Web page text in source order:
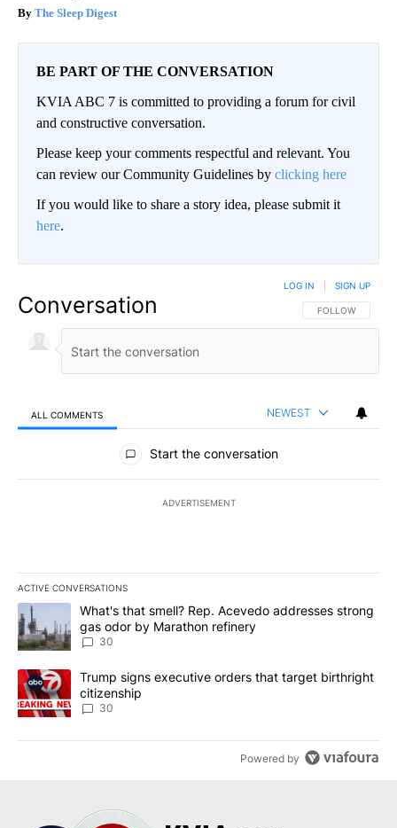
The Sleep Digest
BE PART OF THE CONVERSATION
KVIA ABC 7 is committed to providing a forum for civil
and constructive conversation.
Please keep your comments respectful and relevant. You
can review our Community Guidelines by clicking here
If you would like to share a story idea, please submit it
here.
Conversation FOLLOW THIS
FOLLOW
LOG IN SIGN UP
ALL COMMENTS NEWEST
All Comments
Start the conversation
ADVERTISEMENT
ACTIVE CONVERSATIONS
The following is a list of the most commented articles in the last
A trending article titled "What's that smell? Rep. Acevedo
What's that smell? Rep. Acevedo addresses strong
gas odor by Marathon refinery
30
A trending article titled "Trump signs executive orders that
Trump signs executive orders that target birthright
citizenship
30
Powered by